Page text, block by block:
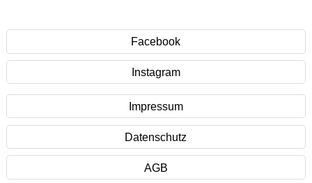
Facebook
Instagram
Impressum
Datenschutz
AGB